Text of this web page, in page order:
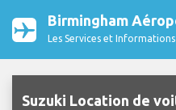
Birmingham
Les Services et
Suzuki Location de